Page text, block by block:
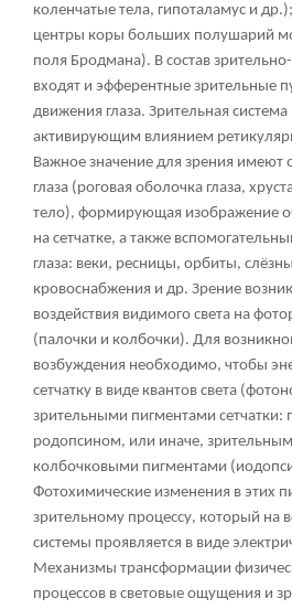
коленчатые тела, гипоталамус и
центры коры больших полушарий
поля Бродмана). В состав
входят и эфферентные зрительные
движения глаза. Зрительная
активирующим влиянием
Важное значение для зрения имеют
глаза (роговая оболочка глаза,
тело), формирующая изображение
на сетчатке, а также
глаза: веки, ресницы, орбиты,
кровоснабжения и др. Зрение
воздействия видимого света на
(палочки и колбочки). Для
возбуждения необходимо, чтобы
сетчатку в виде квантов света
зрительными пигментами
родопсином, или иначе,
колбочковыми пигментами
Фотохимические изменения в этих
зрительному процессу, который на
системы проявляется в виде
Механизмы трансформации
процессов в световые ощущения и